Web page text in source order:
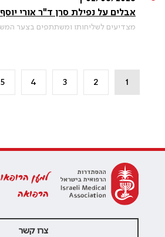
אבלים על נפילת סרן ד"ר אורי
מצדיעים לשליחותו ומשתתפים בצער
1
2
3
4
5
למען
הרפואה
צרו קשר